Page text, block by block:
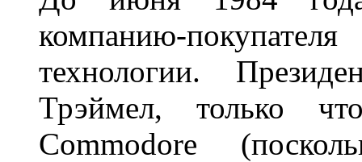
компанию-
технологии.
Трэймел, только
Commodore